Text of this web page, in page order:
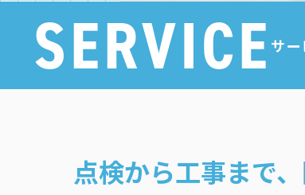
SERVICE サ
点検から工事まで、